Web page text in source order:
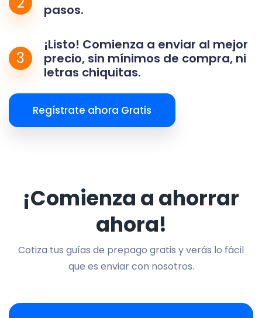
pasos.
3
¡Listo! Comienza a enviar al mejor
precio, sin mínimos de compra, ni
letras chiquitas.
Regístrate ahora Gratis
¡Comienza a ahorrar
ahora!
Cotiza tus guías de prepago gratis y verás lo fácil
que es enviar con nosotros.